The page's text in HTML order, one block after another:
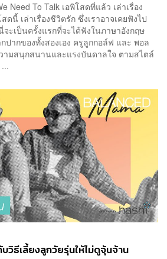
Need To Talk เอพิโสดที่แล้ว เล่าเรื่อง
ดนี้ เล่าเรื่องชีวิตรัก ซึ่งเราอาจเคยฟังไป
ะเป็นครั้งแรกที่จะได้ฟังในภาษาอังกฤษ
ปากของทั้งสองเอง ครูลูกกอล์ฟ และ พอล
ามสนุกสนานและแรงบันดาลใจ ตามสไตล์
วิธีเลี้ยงลูกวัยรุ่นให้ไม่ดูจุ้นจ้าน